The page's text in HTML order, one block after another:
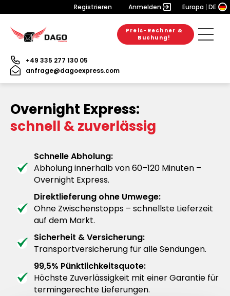
Registrieren Anmelden Europa DE
Preis-Rechner &
Buchung!
+49 335 277 130 05
anfrage@dagoexpress.com
Overnight Express:
schnell & zuverlässig
Schnelle Abholung:
Abholung innerhalb von 60–120 Minuten –
Overnight Express.
Direktlieferung ohne Umwege:
Ohne Zwischenstopps – schnellste Lieferzeit
auf dem Markt.
Sicherheit & Versicherung:
Transportversicherung für alle Sendungen.
99,5% Pünktlichkeitsquote:
Höchste Zuverlässigkeit mit einer Garantie für
termingerechte Lieferungen.